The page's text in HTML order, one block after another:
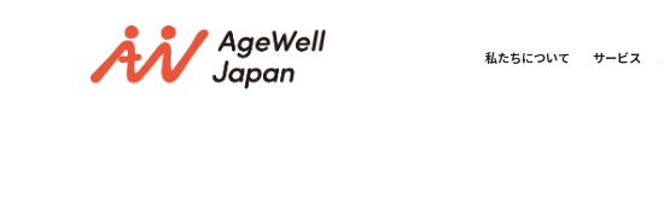
私たちについて サービス